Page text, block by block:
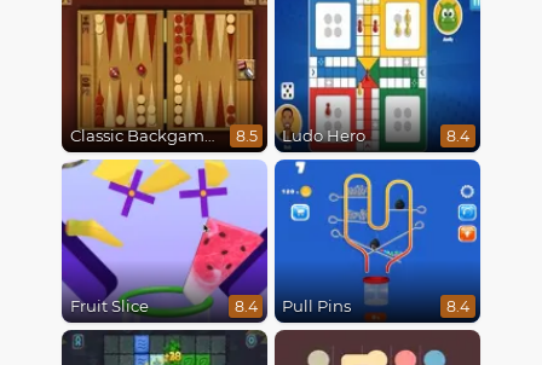
Classic Backgammon 8.5 Ludo Hero 8.4
Fruit Slice 8.4 Pull Pins 8.4